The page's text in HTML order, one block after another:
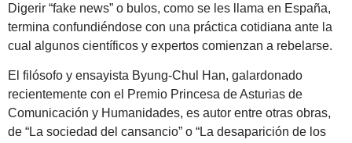
Digerir “fake news” o bulos, como se les llama en España,
termina confundiéndose con una práctica cotidiana ante la
cual algunos científicos y expertos comienzan a rebelarse.
El filósofo y ensayista Byung-Chul Han, galardonado
recientemente con el Premio Princesa de Asturias de
Comunicación y Humanidades, es autor entre otras obras,
de “La sociedad del cansancio” o “La desaparición de los